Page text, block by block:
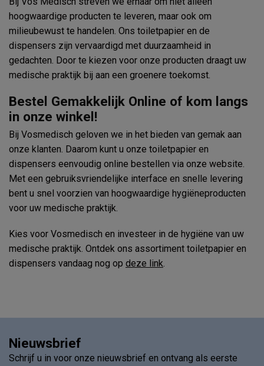
hoogwaardige producten te leveren, maar ook om
milieubewust te handelen. Ons toiletpapier en de
dispensers zijn vervaardigd met duurzaamheid in
gedachten. Door te kiezen voor onze producten draagt uw
medische praktijk bij aan een groenere toekomst.
Bestel Gemakkelijk Online of kom langs
in onze winkel!
Bij Vosmedisch geloven we in het bieden van gemak aan
onze klanten. Daarom kunt u onze toiletpapier en
dispensers eenvoudig online bestellen via onze website.
Met een gebruiksvriendelijke interface en snelle levering
bent u snel voorzien van hoogwaardige hygiëneproducten
voor uw medische praktijk.
Kies voor Vosmedisch en investeer in de hygiëne van uw
medische praktijk. Ontdek ons assortiment toiletpapier en
dispensers vandaag nog op deze link.
Nieuwsbrief
Schrijf u in voor onze nieuwsbrief en ontvang als eerste